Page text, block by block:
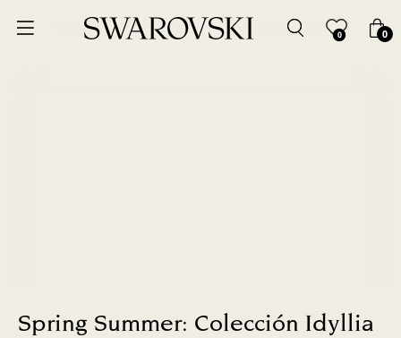
0 0
Spring Summer: Colección Idyllia
Ordenar por
Fecha de lanzamiento